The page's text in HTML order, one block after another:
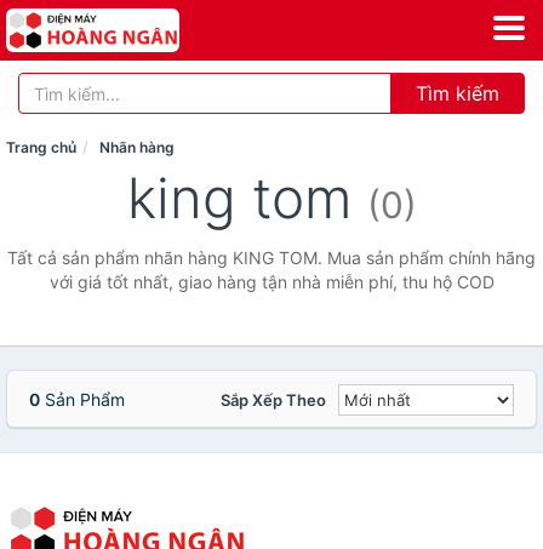
Tìm kiếm
Trang chủ Nhãn hàng
king tom (0)
Tất cả sản phẩm nhãn hàng KING TOM. Mua sản phẩm chính hãng
với giá tốt nhất, giao hàng tận nhà miễn phí, thu hộ COD
0 Sản Phẩm Sắp Xếp Theo